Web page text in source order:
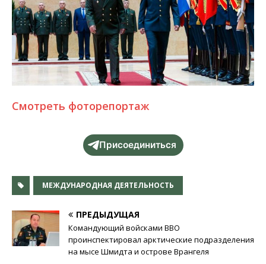
Смотреть фоторепортаж
Присоединиться
МЕЖДУНАРОДНАЯ ДЕЯТЕЛЬНОСТЬ
ПРЕДЫДУЩАЯ
Командующий войсками ВВО
проинспектировал арктические подразделения
на мысе Шмидта и острове Врангеля